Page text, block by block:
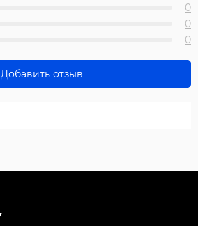
0
0
0
Добавить отзыв